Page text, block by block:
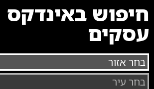
חיפוש באינדקס
עסקים